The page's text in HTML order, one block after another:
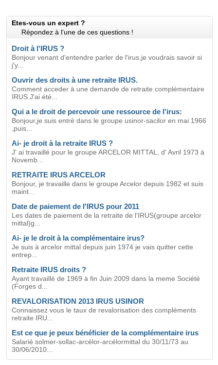
Etes-vous un expert ?
Répondez à l'une de ces questions !
Droit à l'IRUS ?
Bonjour venant d'entendre parler de l'irus,je voudrais savoir si
j'y...
Ouvrir des droits à une retraite IRUS.
Comment acceder à une demande de retraite complémentaire
IRUS.J'ai été...
Qui a le droit de percevoir une ressource de l'irus:
Bonjour,je suis entré dans le groupe usinor-sacilor en mai 1966
,puis...
Ai- je droit à la retraite IRUS ?
J' ai travaillé pour le groupe ARCELOR MITTAL, d' Avril 1973 à
Novemb...
RETRAITE IRUS ARCELOR
Bonjour, je travaille dans le groupe Arcelor depuis 1982 et suis
maint...
Date de paiement de l'IRUS pour 2011
Les dates de paiement de la retraite de l'IRUS(groupe arcelor
mittal)g...
Ai- je le droit à la complémentaire irus?
Je suis à arcelor mittal depuis juin 1974 je vais quitter cette
entrep...
Retraite IRUS droits ?
Ayant travaillé de 1969 à fin Juin 2009 dans la meme Société
(Forges d...
REVALORISATION 2013 IRUS USINOR
Connaissez vous le taux de revalorisation des compléments
retraite IRU...
Est ce que je peux bénéficier de la complémentaire irus
Salarié solmer-sollac-arcélor-arcélormittal du 30/11/73 au
30/06/2010...